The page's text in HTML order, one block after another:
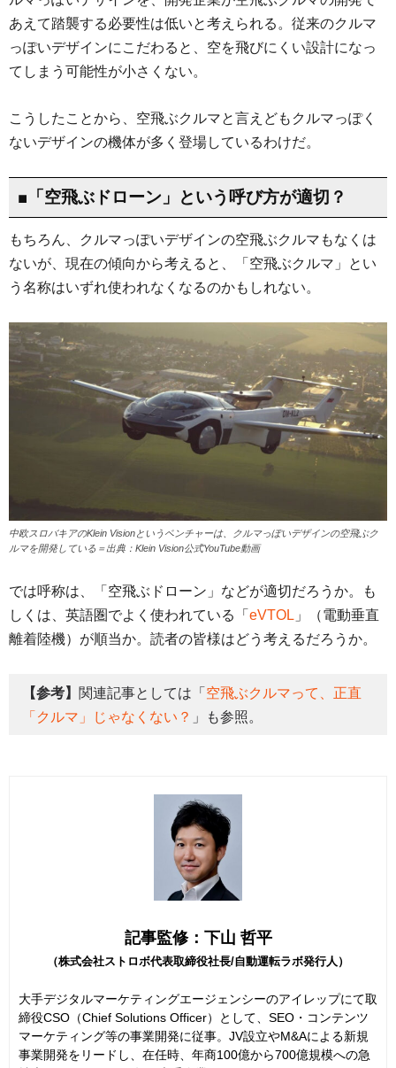
あえて踏襲する必要性は低いと考えられる。従来のクルマ
っぽいデザインにこだわると、空を飛びにくい設計になっ
てしまう可能性が小さくない。
こうしたことから、空飛ぶクルマと言えどもクルマっぽく
ないデザインの機体が多く登場しているわけだ。
■「空飛ぶドローン」という呼び方が適切？
もちろん、クルマっぽいデザインの空飛ぶクルマもなくは
ないが、現在の傾向から考えると、「空飛ぶクルマ」とい
う名称はいずれ使われなくなるのかもしれない。
中欧スロバキアのKlein Visionというベンチャーは、クルマっぽいデザインの空飛ぶク
ルマを開発している＝出典：Klein Vision公式YouTube動画
では呼称は、「空飛ぶドローン」などが適切だろうか。も
しくは、英語圏でよく使われている「 eVTOL 」（電動垂直
離着陸機）が順当か。読者の皆様はどう考えるだろうか。
【参考】 関連記事としては「 空飛ぶクルマって、正直
「クルマ」じゃなくない？ 」も参照。
記事監修：下山 哲平
（株式会社ストロボ代表取締役社長/自動運転ラボ発行人）
大手デジタルマーケティングエージェンシーのアイレップにて取
締役CSO（Chief Solutions Officer）として、SEO・コンテンツ
マーケティング等の事業開発に従事。JV設立やM&Aによる新規
事業開発をリードし、在任時、年商100億から700億規模への急